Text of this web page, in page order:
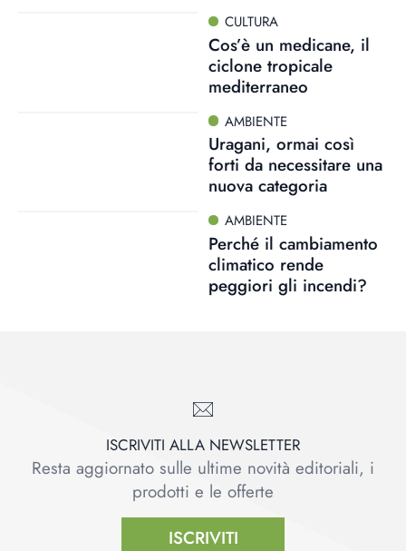
CULTURA
Cos’è un medicane, il
ciclone tropicale
mediterraneo
AMBIENTE
Uragani, ormai così
forti da necessitare una
nuova categoria
AMBIENTE
Perché il cambiamento
climatico rende
peggiori gli incendi?
ISCRIVITI ALLA NEWSLETTER
Resta aggiornato sulle ultime novità editoriali, i
prodotti e le offerte
ISCRIVITI